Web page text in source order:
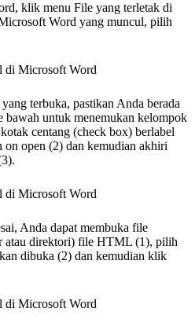
klik menu File yang terletak di
Word yang muncul, pilih
terbuka, pastikan Anda berada
bawah untuk menemukan kelompok
centang (check box) berlabel
open (2) dan kemudian akhiri
Anda dapat membuka file
atau direktori) file HTML (1), pilih
dibuka (2) dan kemudian klik